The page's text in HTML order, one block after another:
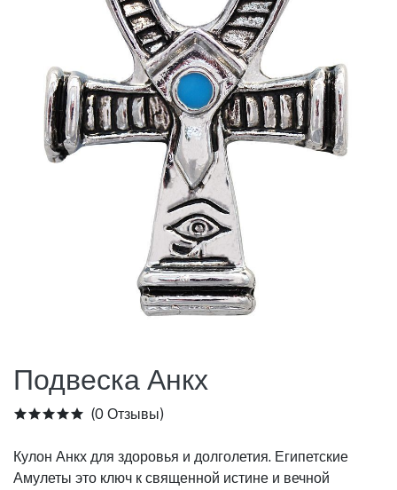
Подвеска Анкх
(0 Отзывы)
Кулон Анкх для здоровья и долголетия. Египетские
Амулеты это ключ к священной истине и вечной